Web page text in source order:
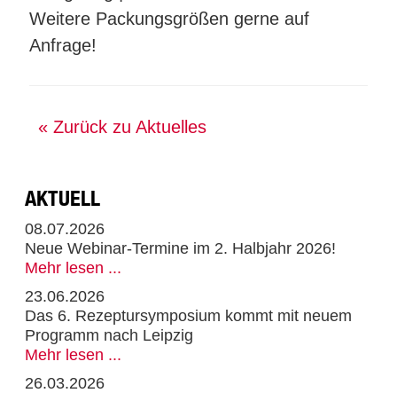
Weitere Packungsgrößen gerne auf
Anfrage!
« Zurück zu Aktuelles
AKTUELL
08.07.2026
Neue Webinar-Termine im 2. Halbjahr 2026!
Mehr lesen ...
23.06.2026
Das 6. Rezeptursymposium kommt mit neuem
Programm nach Leipzig
Mehr lesen ...
26.03.2026